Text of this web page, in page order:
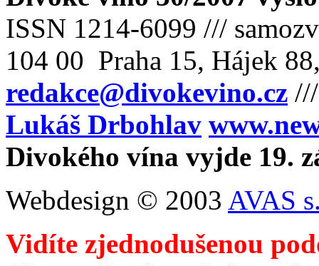
ISSN 1214-6099 ///
104 00 Praha 15, Hájek
redakce@divokevino.cz
Lukáš Drbohlav
Divokého vína vyjde 19.
Webdesign © 2003 AVAS
Vidíte zjednodušenou